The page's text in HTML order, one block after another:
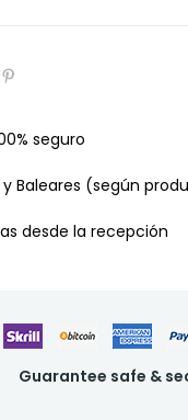
seguro
y Baleares (según
desde la recepción
Guarantee safe &